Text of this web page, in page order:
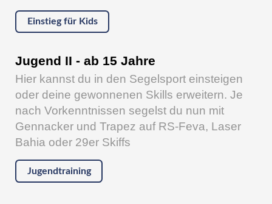
Einstieg für Kids
Jugend II - ab 15 Jahre
Hier kannst du in den Segelsport einsteigen
oder deine gewonnenen Skills erweitern. Je
nach Vorkenntnissen segelst du nun mit
Gennacker und Trapez auf RS-Feva, Laser
Bahia oder 29er Skiffs
Jugendtraining